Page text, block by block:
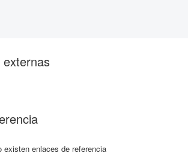
externas
existen enlaces de referencia